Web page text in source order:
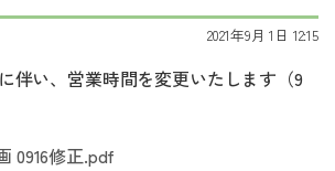
2021年9月 1日 12:15
伴い、営業時間を変更いたします（9
0916修正.pdf